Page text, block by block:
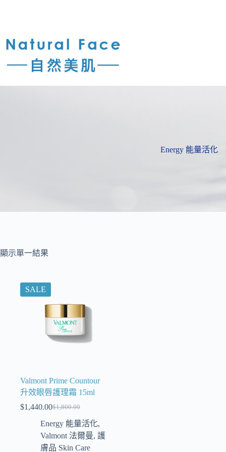
Energy 能量活化
顯示單一結果
SALE
Valmont Prime Countour
升效眼唇護理霜 15ml
$1,800.00
$1,440.00
Energy 能量活化,
Valmont 法爾曼, 護
膚品 Skin Care